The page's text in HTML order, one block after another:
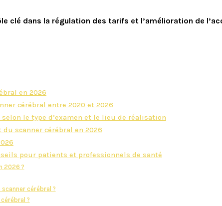
clé dans la régulation des tarifs et l’amélioration de
en 2026
cérébral entre 2020 et 2026
le type d’examen et le lieu de réalisation
scanner cérébral en 2026
pour patients et professionnels de santé
2026 ?
cérébral ?
?